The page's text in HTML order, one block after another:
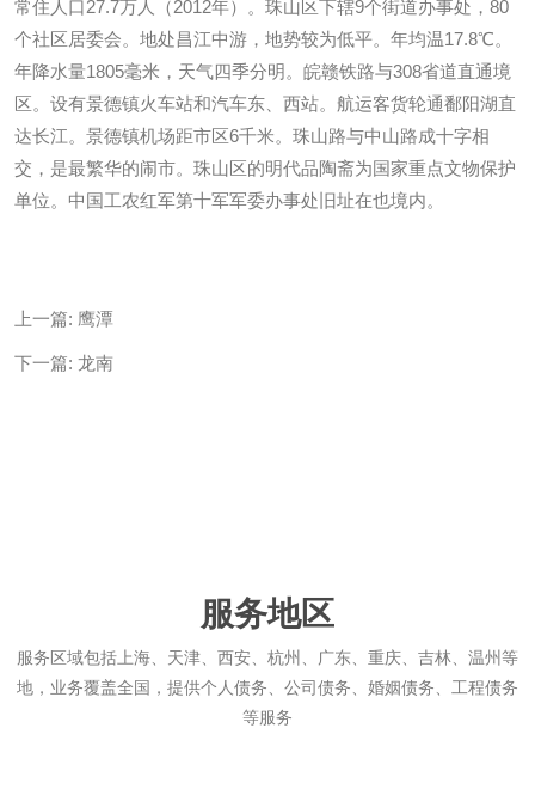
常住人口27.7万人（2012年）。珠山区下辖9个街道办事处，80
个社区居委会。地处昌江中游，地势较为低平。年均温17.8℃。
年降水量1805毫米，天气四季分明。皖赣铁路与308省道直通境
区。设有景德镇火车站和汽车东、西站。航运客货轮通鄱阳湖直
达长江。景德镇机场距市区6千米。珠山路与中山路成十字相
交，是最繁华的闹市。珠山区的明代品陶斋为国家重点文物保护
单位。中国工农红军第十军军委办事处旧址在也境内。
上一篇: 鹰潭
下一篇: 龙南
服务地区
服务区域包括上海、天津、西安、杭州、广东、重庆、吉林、温州等
地，业务覆盖全国，提供个人债务、公司债务、婚姻债务、工程债务
等服务